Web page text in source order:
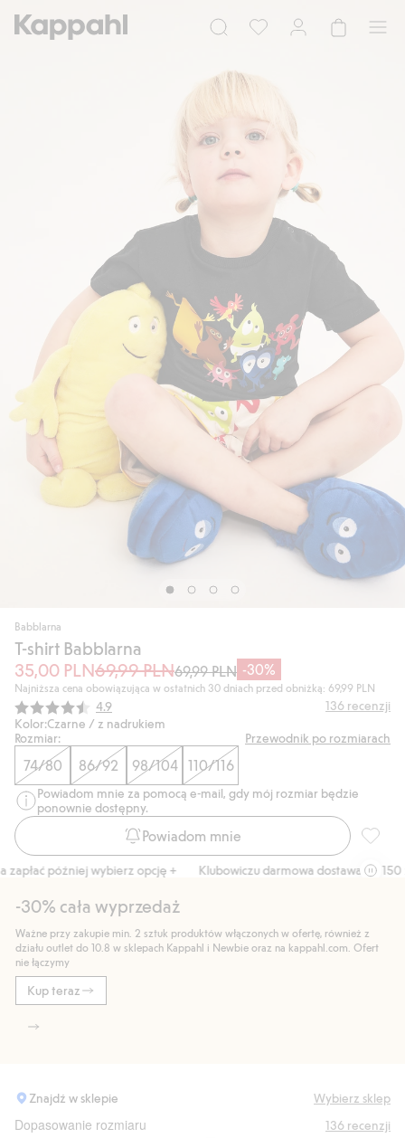
Babblarna
T-shirt Babblarna
35,00 PLN69,99 PLN69,99 PLN -30%
Najniższa cena obowiązująca w ostatnich 30 dniach przed obniżką: 69,99 PLN
Średnia ocena:
4.9 136 recenzji
Kolor:Czarne / z nadrukiem
Rozmiar:
Przewodnik po rozmiarach
74/80 86/92 98/104 110/116
Powiadom mnie za pomocą e-mail, gdy mój rozmiar będzie
ponownie dostępny.
Powiadom mnie
później wybierz opcję + Klubowiczu darmowa dostawa od 150 zł
-30% cała wyprzedaż
Ważne przy zakupie min. 2 sztuk produktów włączonych w ofertę, również z
działu outlet do 10.8 w sklepach Kappahl i Newbie oraz na kappahl.com. Ofert
nie łączymy
Kup teraz
Znajdź w sklepie Wybierz sklep
Dopasowanie rozmiaru 136 recenzji